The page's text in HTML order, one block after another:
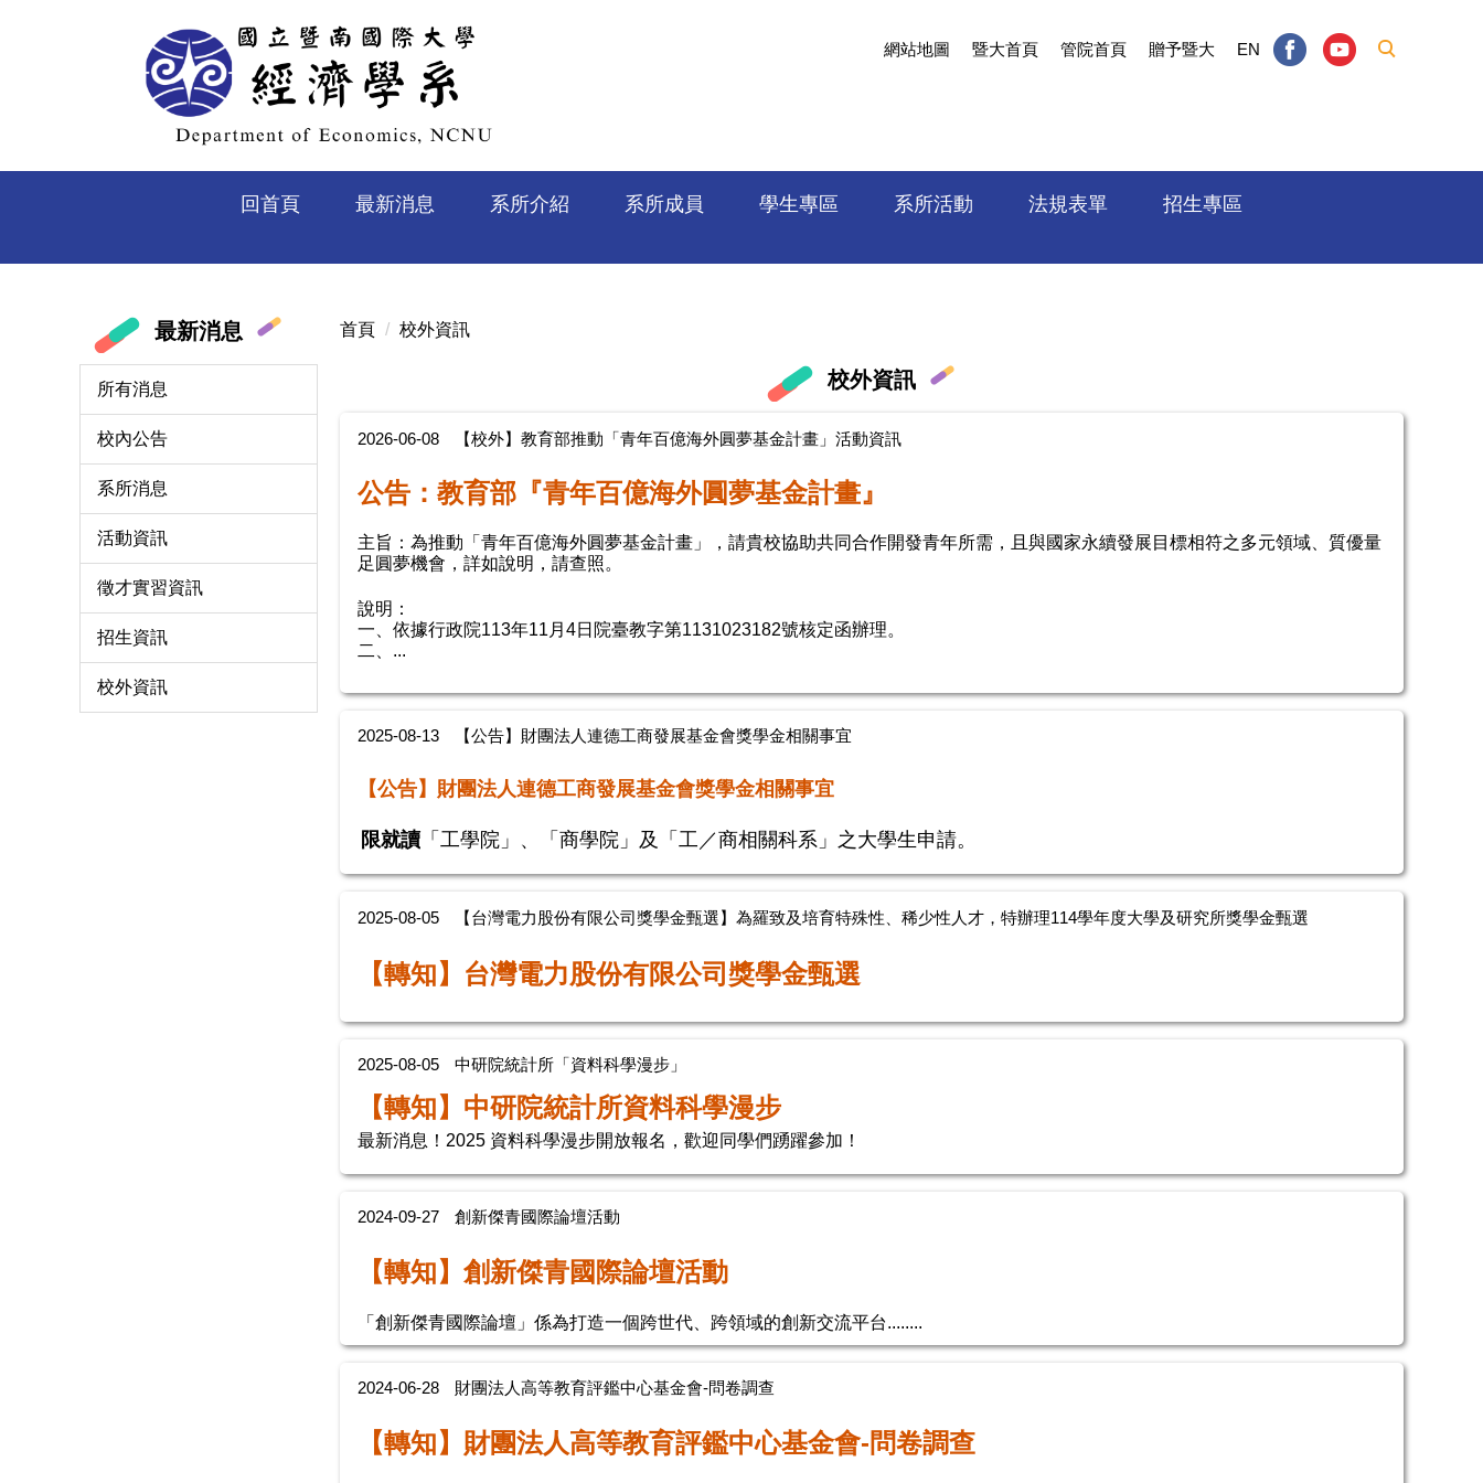
區
網站地圖 暨大首頁 管院首頁 贈予暨大 EN
回首頁 最新消息 系所介紹 系所成員 學生專區 系所活動 法規表單 招生專區
最新消息
所有消息
校內公告
系所消息
活動資訊
徵才實習資訊
招生資訊
校外資訊
首頁 校外資訊
校外資訊
2026-06-08 【校外】教育部推動「青年百億海外圓夢基金計畫」活動資訊
公告：教育部『青年百億海外圓夢基金計畫』
主旨：為推動「青年百億海外圓夢基金計畫」，請貴校協助共同合作開發青年所需，且與國家永續發展目標相符之多元領域、質優量
足圓夢機會，詳如說明，請查照。
說明：
一、依據行政院113年11月4日院臺教字第1131023182號核定函辦理。
二、...
2025-08-13 【公告】財團法人連德工商發展基金會獎學金相關事宜
【公告】財團法人連德工商發展基金會獎學金相關事宜
限就讀「工學院」、「商學院」及「工／商相關科系」之大學生申請。
2025-08-05 【台灣電力股份有限公司獎學金甄選】為羅致及培育特殊性、稀少性人才，特辦理114學年度大學及研究所獎學金甄選
【轉知】台灣電力股份有限公司獎學金甄選
2025-08-05 中研院統計所「資料科學漫步」
【轉知】中研院統計所資料科學漫步
最新消息！2025 資料科學漫步開放報名，歡迎同學們踴躍參加！
2024-09-27 創新傑青國際論壇活動
【轉知】創新傑青國際論壇活動
「創新傑青國際論壇」係為打造一個跨世代、跨領域的創新交流平台........
2024-06-28 財團法人高等教育評鑑中心基金會-問卷調查
【轉知】財團法人高等教育評鑑中心基金會-問卷調查